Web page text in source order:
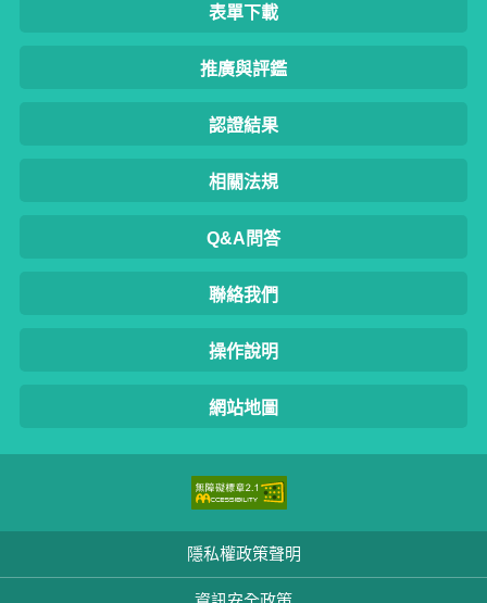
表單下載
推廣與評鑑
認證結果
相關法規
Q&A問答
聯絡我們
操作說明
網站地圖
隱私權政策聲明